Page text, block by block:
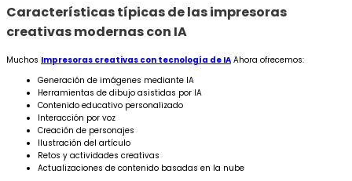
Características típicas de las impresoras
creativas modernas con IA
Muchos Impresoras creativas con tecnología de IA Ahora ofrecemos:
Generación de imágenes mediante IA
Herramientas de dibujo asistidas por IA
Contenido educativo personalizado
Interacción por voz
Creación de personajes
Ilustración del artículo
Retos y actividades creativas
Actualizaciones de contenido basadas en la nube